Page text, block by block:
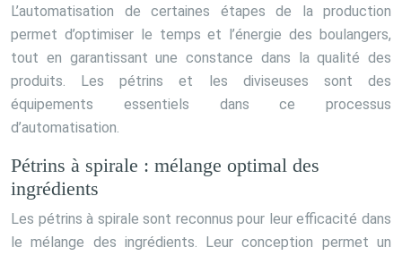
L’automatisation de certaines étapes de la production
permet d’optimiser le temps et l’énergie des boulangers,
tout en garantissant une constance dans la qualité des
produits. Les pétrins et les diviseuses sont des
équipements essentiels dans ce processus
d’automatisation.
Pétrins à spirale : mélange optimal des
ingrédients
Les pétrins à spirale sont reconnus pour leur efficacité dans
le mélange des ingrédients. Leur conception permet un